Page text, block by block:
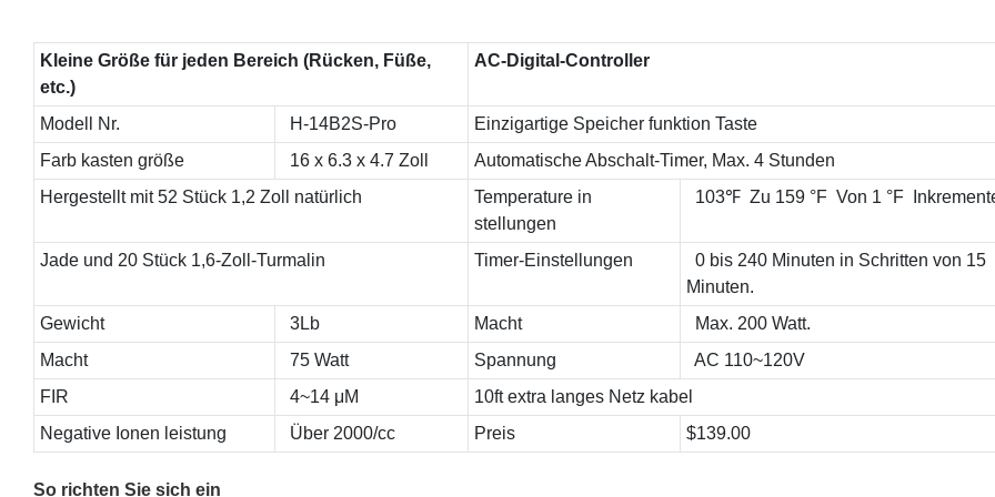
Kleine Größe für jeden Bereich (Rücken, Füße,
etc.)
AC-Digital-Controller
Modell Nr. H-14B2S-Pro
Einzigartige Speicher funktion Taste
Farb kasten größe
16 x 6.3 x 4.7 Zoll
Automatische Abschalt-Timer, Max. 4 Stunden
Hergestellt mit 52 Stück 1,2 Zoll natürlich
Temperature in
stellungen
103℉ Zu 159 °F Von 1 °F
Jade und 20 Stück 1,6-Zoll-Turmalin Timer-Einstellungen
0 bis 240 Minuten in Schritten von 15
Minuten.
Gewicht
3Lb Macht
Max. 200 Watt.
Macht
75 Watt Spannung
AC 110~120V
FIR
4~14 μM
10ft extra langes Netz kabel
Negative Ionen leistung
Über 2000/cc Preis $139.00
So richten Sie sich ein